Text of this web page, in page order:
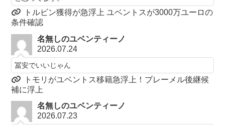
トルビン獲得が急浮上 ユベントスが3000万ユーロの
条件確認
名無しのユベンティーノ
2026.07.24
冨安でいいじゃん
トモリがユベントス移籍急浮上！ブレーメル後継候
補に浮上
名無しのユベンティーノ
2026.07.23